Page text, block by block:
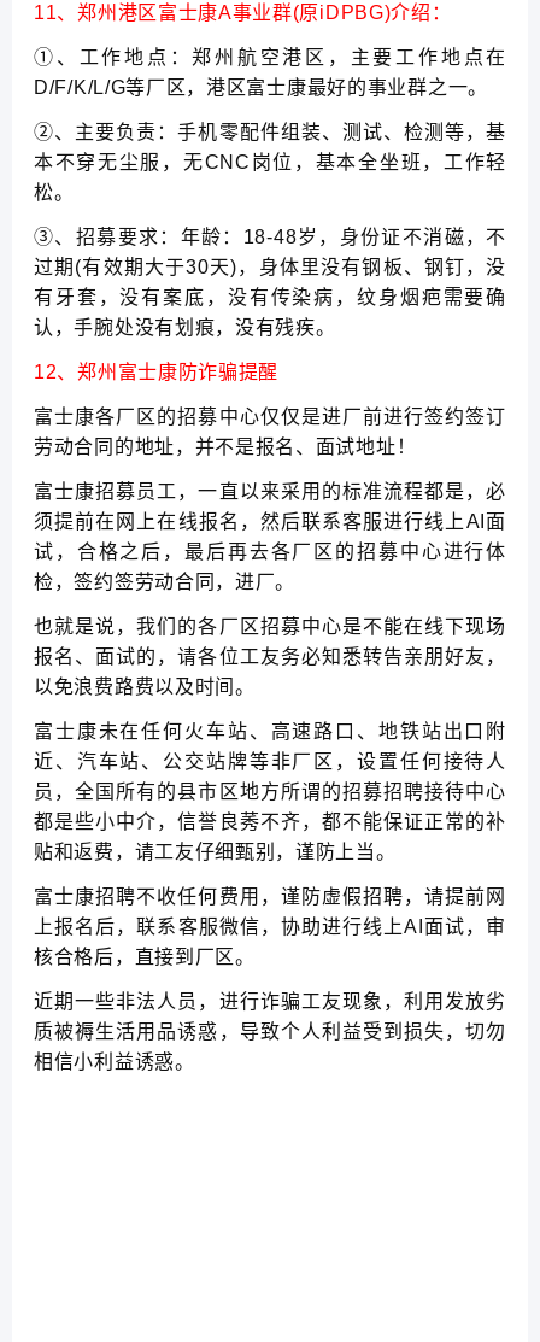
11、郑州港区富士康A事业群(原iDPBG)介绍：
①、工作地点：郑州航空港区，主要工作地点在
D/F/K/L/G等厂区，港区富士康最好的事业群之一。
②、主要负责：手机零配件组装、测试、检测等，基
本不穿无尘服，无CNC岗位，基本全坐班，工作轻
松。
③、招募要求：年龄：18-48岁，身份证不消磁，不
过期(有效期大于30天)，身体里没有钢板、钢钉，没
有牙套，没有案底，没有传染病，纹身烟疤需要确
认，手腕处没有划痕，没有残疾。
12、郑州富士康防诈骗提醒
富士康各厂区的招募中心仅仅是进厂前进行签约签订
劳动合同的地址，并不是报名、面试地址！
富士康招募员工，一直以来采用的标准流程都是，必
须提前在网上在线报名，然后联系客服进行线上AI面
试，合格之后，最后再去各厂区的招募中心进行体
检，签约签劳动合同，进厂。
也就是说，我们的各厂区招募中心是不能在线下现场
报名、面试的，请各位工友务必知悉转告亲朋好友，
以免浪费路费以及时间。
富士康未在任何火车站、高速路口、地铁站出口附
近、汽车站、公交站牌等非厂区，设置任何接待人
员，全国所有的县市区地方所谓的招募招聘接待中心
都是些小中介，信誉良莠不齐，都不能保证正常的补
贴和返费，请工友仔细甄别，谨防上当。
富士康招聘不收任何费用，谨防虚假招聘，请提前网
上报名后，联系客服微信，协助进行线上AI面试，审
核合格后，直接到厂区。
近期一些非法人员，进行诈骗工友现象，利用发放劣
质被褥生活用品诱惑，导致个人利益受到损失，切勿
相信小利益诱惑。